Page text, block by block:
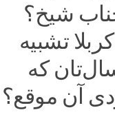
شیخ؟
تشبیه
که
آن موقع؟